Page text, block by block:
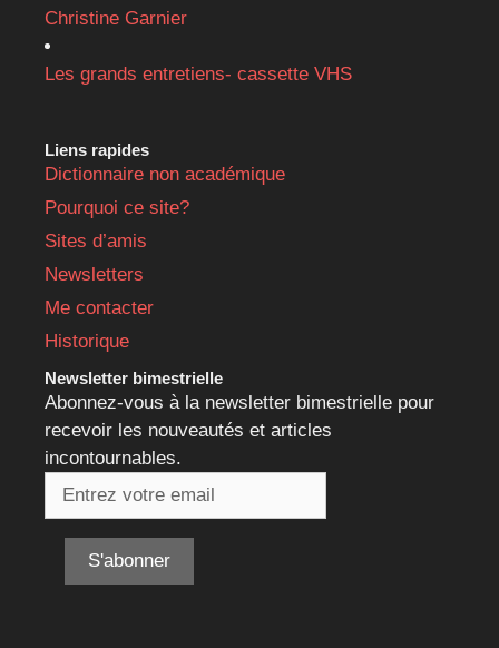
Christine Garnier
Les grands entretiens- cassette VHS
Liens rapides
Dictionnaire non académique
Pourquoi ce site?
Sites d’amis
Newsletters
Me contacter
Historique
Newsletter bimestrielle
Abonnez-vous à la newsletter bimestrielle pour
recevoir les nouveautés et articles
incontournables.